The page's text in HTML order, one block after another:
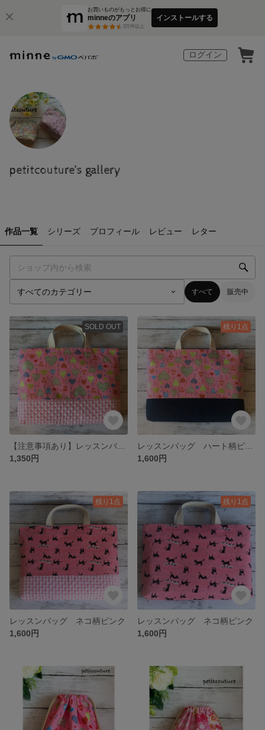
お買いものがもっとお得に
minneのアプリ
3万件以上
インストールする
ログイン
petitcouture’s gallery
作品一覧 シリーズ プロフィール レビュー レター
すべて 販売中
SOLD OUT
1,350円
残り1点
1,600円
残り1点
レッスンバッグ ネコ柄ピンク
1,600円
残り1点
レッスンバッグ ネコ柄ピンク
1,600円